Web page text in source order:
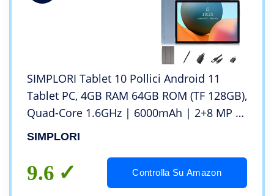
SIMPLORI Tablet 10 Pollici Android 11
Tablet PC, 4GB RAM 64GB ROM (TF 128GB),
Quad-Core 1.6GHz | 6000mAh | 2+8 MP |
WIFI | Bluetooth (Grigio)
SIMPLORI
9.6 Controlla Su Amazon